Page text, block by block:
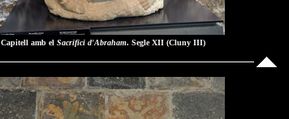
Capitell amb el Sacrifici d'Abraham. Segle XII (Cluny III)